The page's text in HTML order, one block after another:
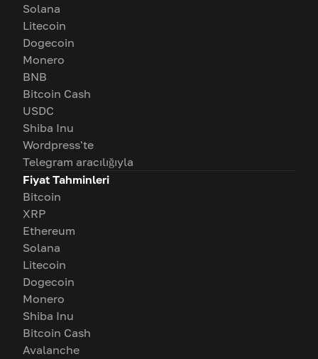
Solana
Litecoin
Dogecoin
Monero
BNB
Bitcoin Cash
USDC
Shiba Inu
Wordpress'te
Telegram aracılığıyla
Fiyat Tahminleri
Bitcoin
XRP
Ethereum
Solana
Litecoin
Dogecoin
Monero
Shiba Inu
Bitcoin Cash
Avalanche